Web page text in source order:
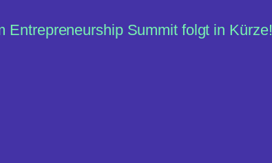
Entrepreneurship Summit folgt in Kürze!